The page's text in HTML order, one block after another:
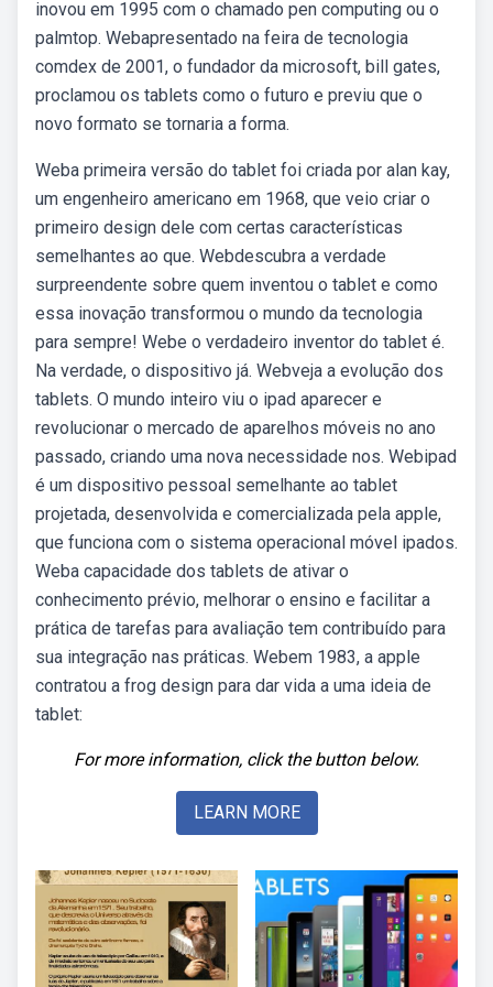
inovou em 1995 com o chamado pen computing ou o
palmtop. Webapresentado na feira de tecnologia
comdex de 2001, o fundador da microsoft, bill gates,
proclamou os tablets como o futuro e previu que o
novo formato se tornaria a forma.
Weba primeira versão do tablet foi criada por alan kay,
um engenheiro americano em 1968, que veio criar o
primeiro design dele com certas características
semelhantes ao que. Webdescubra a verdade
surpreendente sobre quem inventou o tablet e como
essa inovação transformou o mundo da tecnologia
para sempre! Webe o verdadeiro inventor do tablet é.
Na verdade, o dispositivo já. Webveja a evolução dos
tablets. O mundo inteiro viu o ipad aparecer e
revolucionar o mercado de aparelhos móveis no ano
passado, criando uma nova necessidade nos. Webipad
é um dispositivo pessoal semelhante ao tablet
projetada, desenvolvida e comercializada pela apple,
que funciona com o sistema operacional móvel ipados.
Weba capacidade dos tablets de ativar o
conhecimento prévio, melhorar o ensino e facilitar a
prática de tarefas para avaliação tem contribuído para
sua integração nas práticas. Webem 1983, a apple
contratou a frog design para dar vida a uma ideia de
tablet:
For more information, click the button below.
LEARN MORE